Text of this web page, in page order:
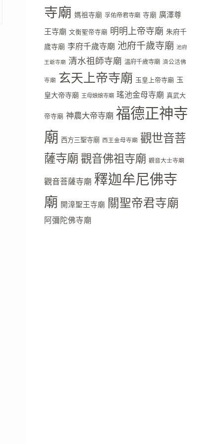
寺廟 媽祖寺廟 孚佑帝君寺廟 寺廟 廣澤尊
王寺廟 文衡聖帝寺廟 明明上帝寺廟 朱府千
歲寺廟 李府千歲寺廟 池府千歲寺廟 池府
王爺寺廟 清水祖師寺廟 溫府千歲寺廟 濟公活佛
寺廟 玄天上帝寺廟 玉皇上帝寺廟 玉
皇大帝寺廟 王母娘娘寺廟 瑤池金母寺廟 真武大
帝寺廟 神農大帝寺廟 福德正神寺
廟 西方三聖寺廟 西王金母寺廟 觀世音菩
薩寺廟觀音佛祖寺廟 觀音大士寺廟
觀音菩薩寺廟 釋迦牟尼佛寺
廟 開漳聖王寺廟 關聖帝君寺廟
阿彌陀佛寺廟